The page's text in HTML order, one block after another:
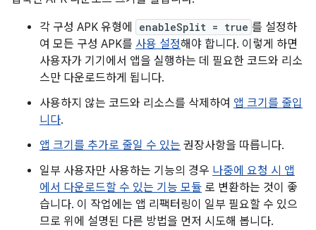
각 구성 APK 유형에
enableSplit = true 를 설정하
여 모든 구성 APK를 사용 설정해야 합니다. 이렇게 하면
사용자가 기기에서 앱을 실행하는 데 필요한 코드와 리소
스만 다운로드하게 됩니다.
사용하지 않는 코드와 리소스를 삭제하여 앱 크기를 줄입
니다.
앱 크기를 추가로 줄일 수 있는 권장사항을 따릅니다.
일부 사용자만 사용하는 기능의 경우 나중에 요청 시 앱
에서 다운로드할 수 있는 기능 모듈 로 변환하는 것이 좋
습니다. 이 작업에는 앱 리팩터링이 일부 필요할 수 있으
므로 위에 설명된 다른 방법을 먼저 시도해 봅니다.